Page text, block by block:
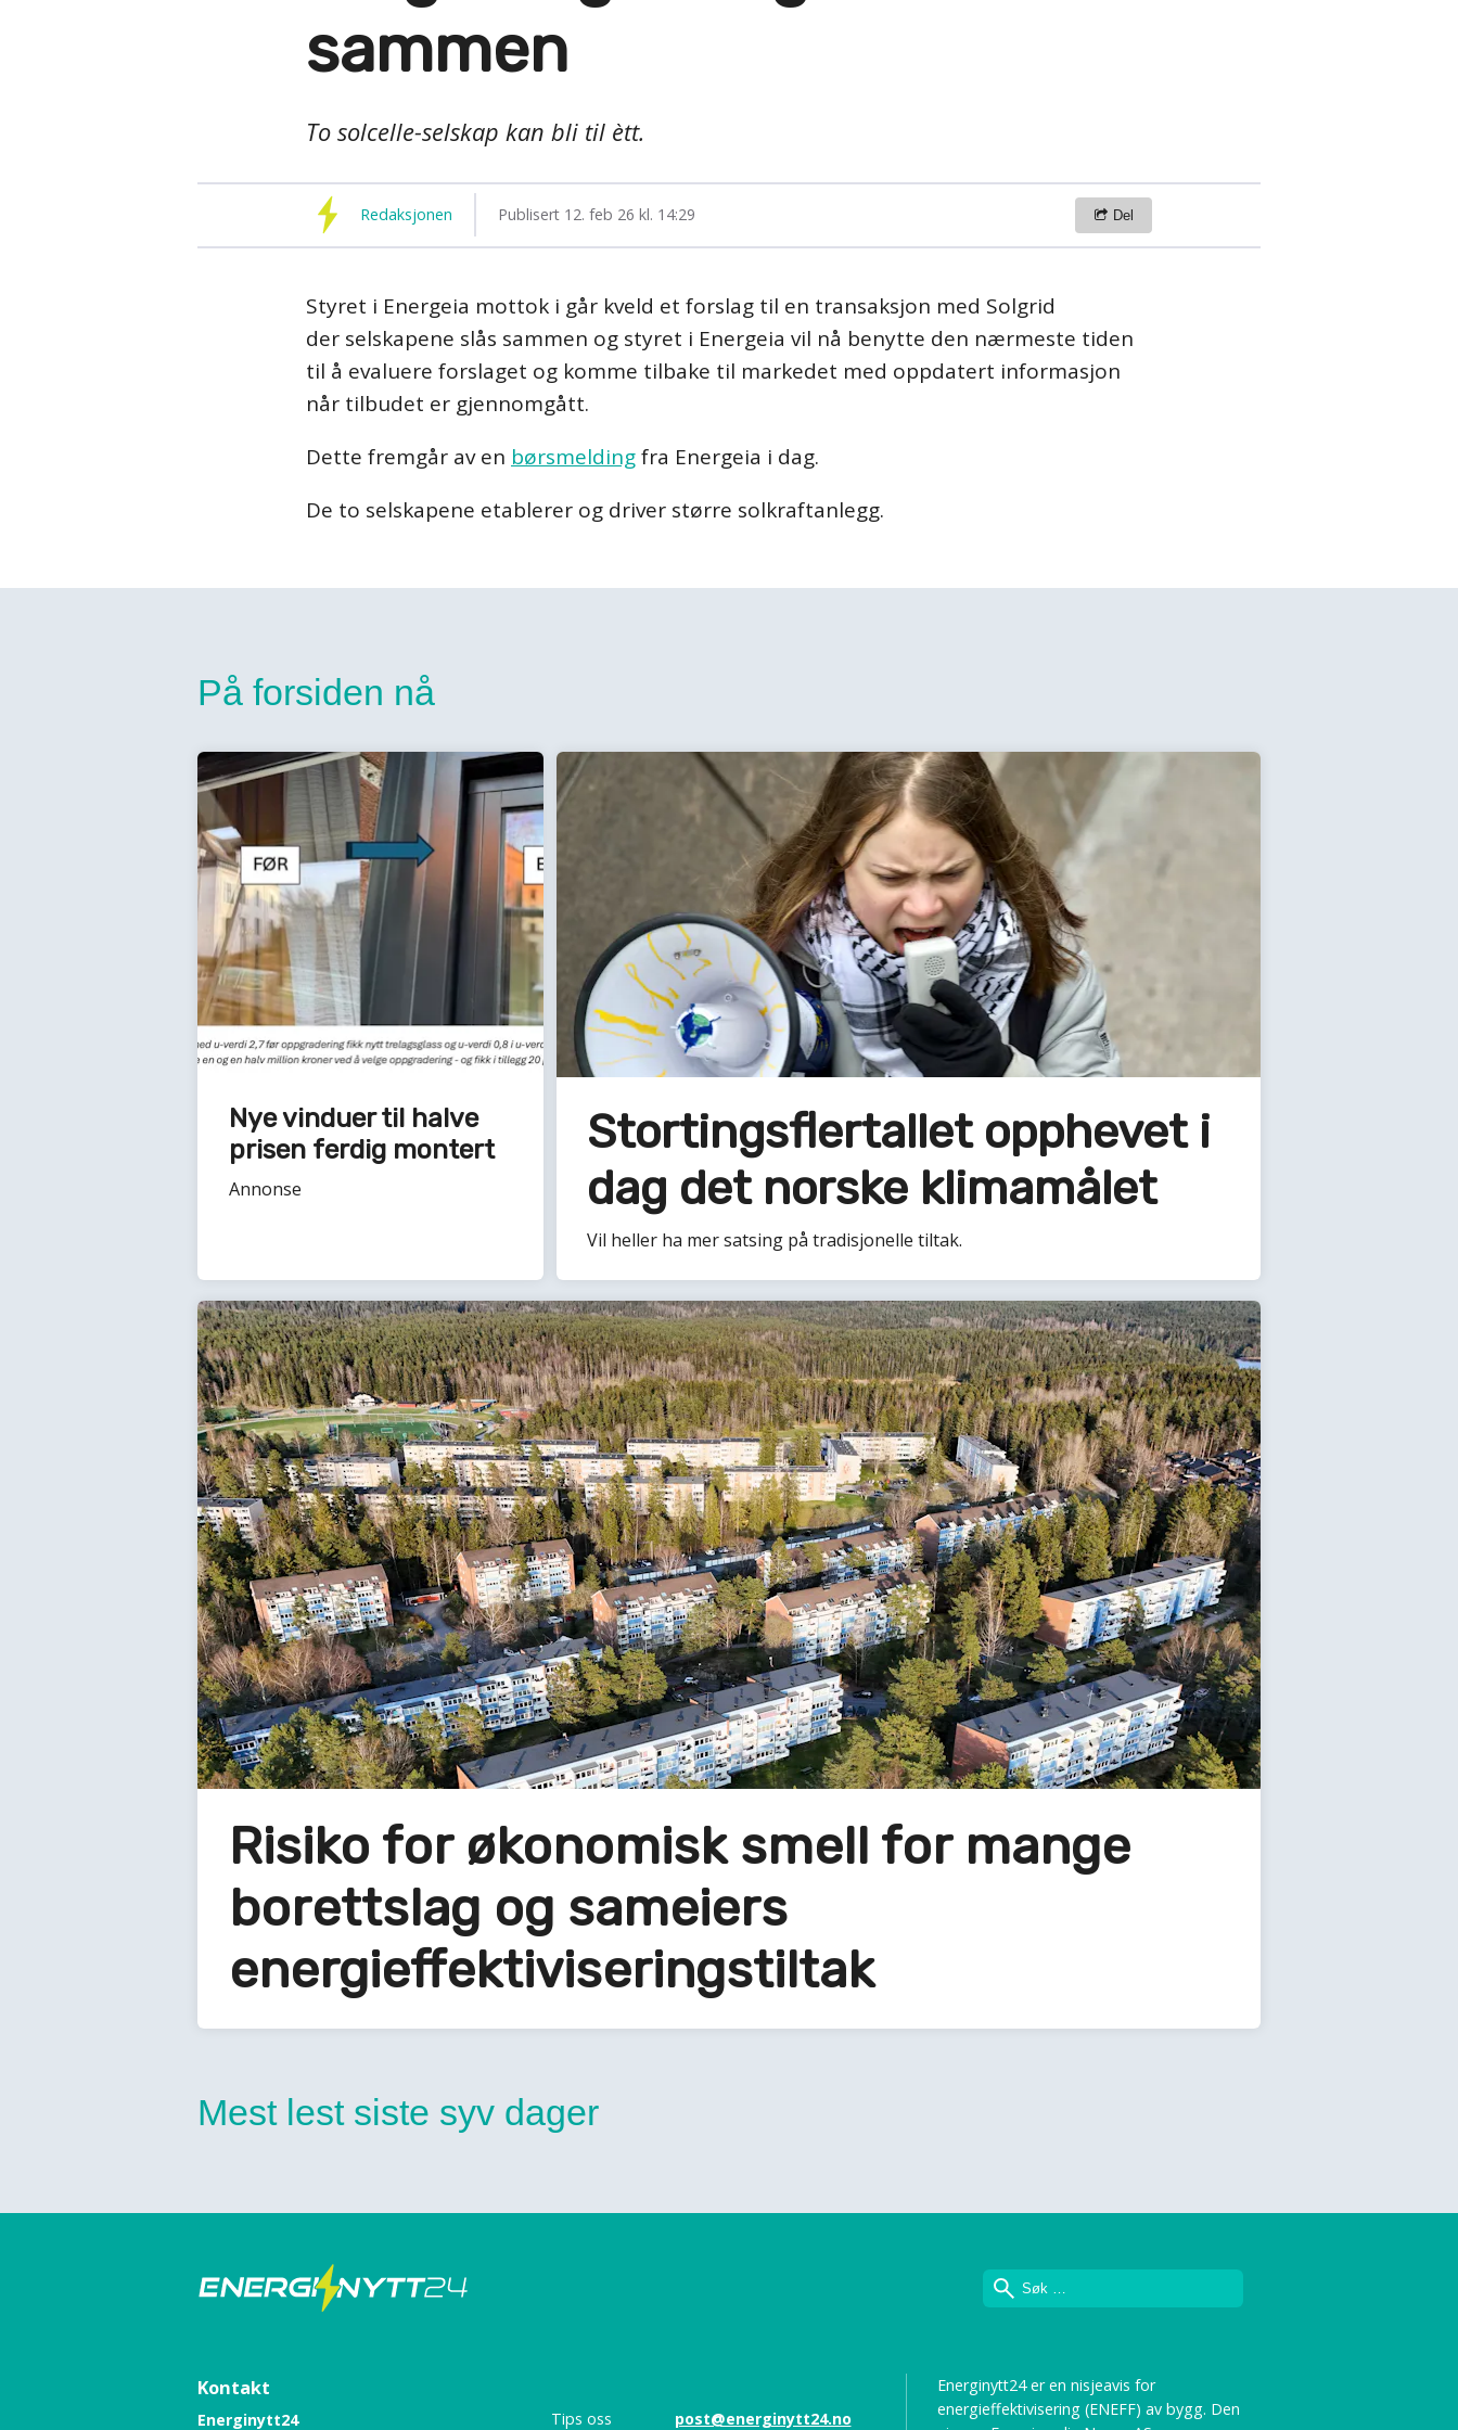
sammen
To solcelle-selskap kan bli til ètt.
Redaksjonen Publisert 12. feb 26 kl. 14:29 Del
Styret i Energeia mottok i går kveld et forslag til en transaksjon med Solgrid
der selskapene slås sammen og styret i Energeia vil nå benytte den nærmeste tiden
til å evaluere forslaget og komme tilbake til markedet med oppdatert informasjon
når tilbudet er gjennomgått.
Dette fremgår av en børsmeldingfra Energeia i dag.
De to selskapene etablerer og driver større solkraftanlegg.
På forsiden nå
Nye vinduer til halve
prisen ferdig montert
Annonse
Stortingsflertallet opphevet i
dag det norske klimamålet
Vil heller ha mer satsing på tradisjonelle tiltak.
Risiko for økonomisk smell for mange
borettslag og sameiers
energieffektiviseringstiltak
Mest lest siste syv dager
Søk
Kontakt
Energinytt24 Tips oss post@energinytt24.no
Energinytt24 er en nisjeavis for
energieffektivisering (ENEFF) av bygg. Den